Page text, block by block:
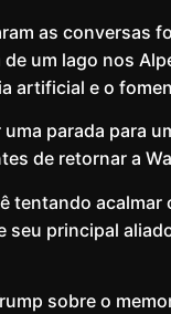
as conversas
um lago nos
artificial e o
parada para
de retornar a
tentando
seu principal
sobre o